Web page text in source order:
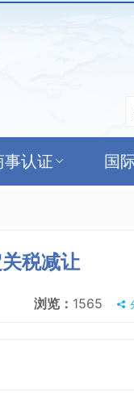
事认证 国
税减让
浏览： 1565